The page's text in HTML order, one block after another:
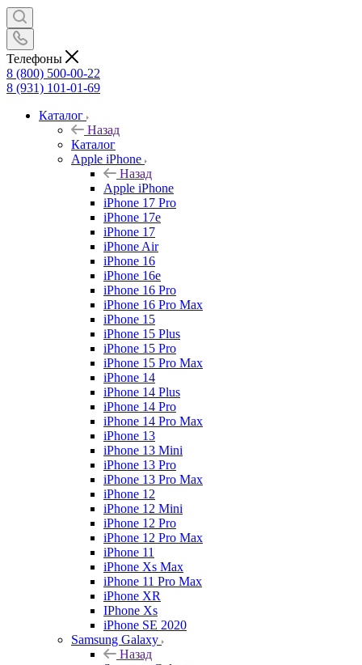
Телефоны
8 (800) 500-00-22
8 (931) 101-01-69
Каталог
Назад
Каталог
Apple iPhone
Назад
Apple iPhone
iPhone 17 Pro
iPhone 17e
iPhone 17
iPhone Air
iPhone 16
iPhone 16e
iPhone 16 Pro
iPhone 16 Pro Max
iPhone 15
iPhone 15 Plus
iPhone 15 Pro
iPhone 15 Pro Max
iPhone 14
iPhone 14 Plus
iPhone 14 Pro
iPhone 14 Pro Max
iPhone 13
iPhone 13 Mini
iPhone 13 Pro
iPhone 13 Pro Max
iPhone 12
iPhone 12 Mini
iPhone 12 Pro
iPhone 12 Pro Max
iPhone 11
iPhone Xs Max
iPhone 11 Pro Max
iPhone XR
IPhone Xs
iPhone SE 2020
Samsung Galaxy
Назад